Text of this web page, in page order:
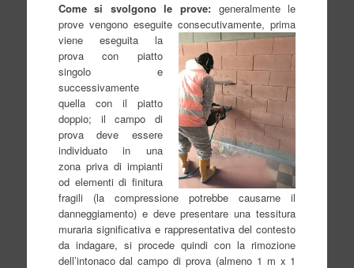
Come si svolgono le prove: generalmente le
prove vengono eseguiteconsecutivamente, prima
viene eseguita la
prova con piatto
singolo e
successivamente
quella con il piatto
doppio; il campo di
prova deve essere
individuato in una
zona priva di impianti
od elementi di finitura
fragili (la compressione potrebbe causarne il
danneggiamento) e deve presentare una tessitura
muraria significativa e rappresentativa del contesto
da indagare, si procede quindi con la rimozione
dell’intonaco dal campo di prova (almeno 1 m x 1